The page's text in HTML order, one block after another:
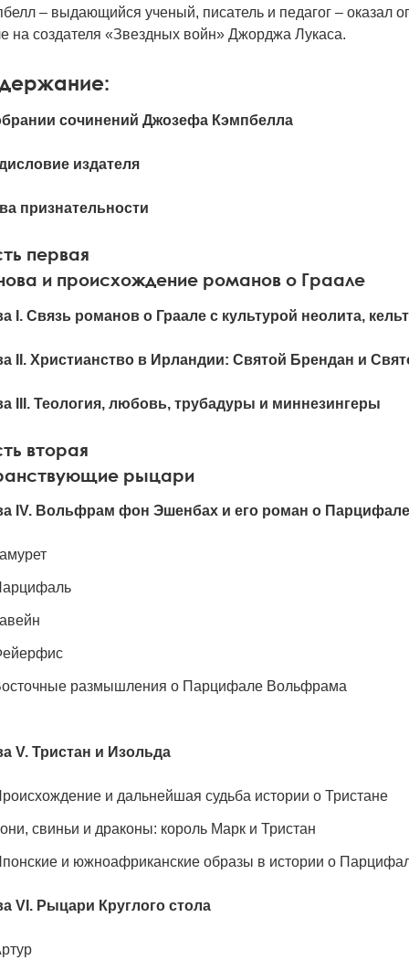
– выдающийся ученый, писатель и педагог – оказал
на создателя «Звездных войн» Джорджа Лукаса.
сочинений Джозефа Кэмпбелла
издателя
признательности
первая
и происхождение романов о Граале
I. Связь романов о Граале с культурой неолита,
II. Христианство в Ирландии: Святой Брендан и
III. Теология, любовь, трубадуры и миннезингеры
вторая
рыцари
IV. Вольфрам фон Эшенбах и его роман о Парцифале
размышления о Парцифале Вольфрама
V. Тристан и Изольда
и дальнейшая судьба истории о Тристане
свиньи и драконы: король Марк и Тристан
и южноафриканские образы в истории о
VI. Рыцари Круглого стола